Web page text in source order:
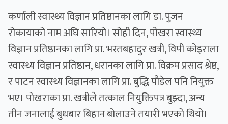
कर्णाली स्वास्थ्य विज्ञान प्रतिष्ठानका लागि डा. पुजन
रोकायाको नाम अघि सारियो। सोही दिन, पोखरा स्वास्थ्य
विज्ञान प्रतिष्ठानका लागि प्रा. भरतबहादुर खत्री, विपी कोइराला
स्वास्थ्य विज्ञान प्रतिष्ठान, धरानका लागि प्रा. विक्रम प्रसाद श्रेष्ठ,
र पाटन स्वास्थ्य विज्ञानका लागि प्रा. बुद्धि पौडेल पनि नियुक्त
भए। पोखराका प्रा. खत्रीले तत्काल नियुक्तिपत्र बुझ्दा, अन्य
तीन जनालाई बुधबार बिहान बोलाउने तयारी भएको थियो।